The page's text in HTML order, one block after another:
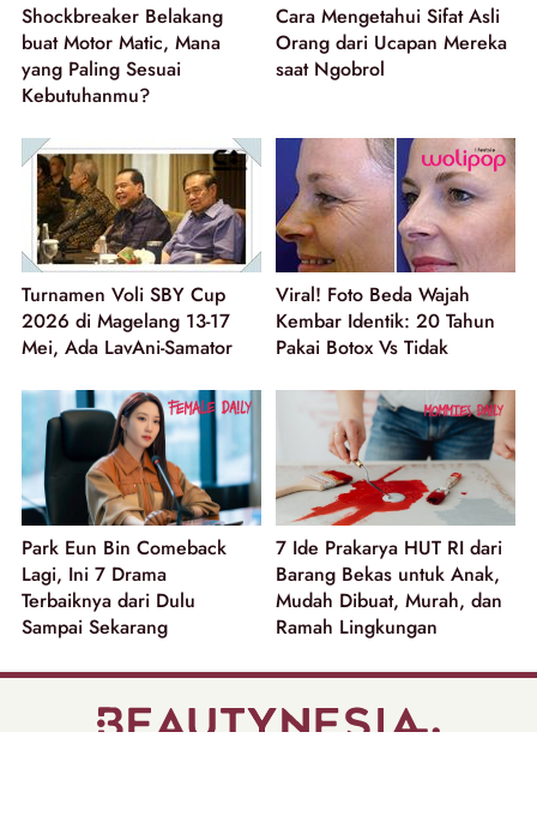
Shockbreaker Belakang
buat Motor Matic, Mana
yang Paling Sesuai
Kebutuhanmu?
Cara Mengetahui Sifat Asli
Orang dari Ucapan Mereka
saat Ngobrol
Turnamen Voli SBY Cup
2026 di Magelang 13-17
Mei, Ada LavAni-Samator
Viral! Foto Beda Wajah
Kembar Identik: 20 Tahun
Pakai Botox Vs Tidak
Park Eun Bin Comeback
Lagi, Ini 7 Drama
Terbaiknya dari Dulu
Sampai Sekarang
7 Ide Prakarya HUT RI dari
Barang Bekas untuk Anak,
Mudah Dibuat, Murah, dan
Ramah Lingkungan